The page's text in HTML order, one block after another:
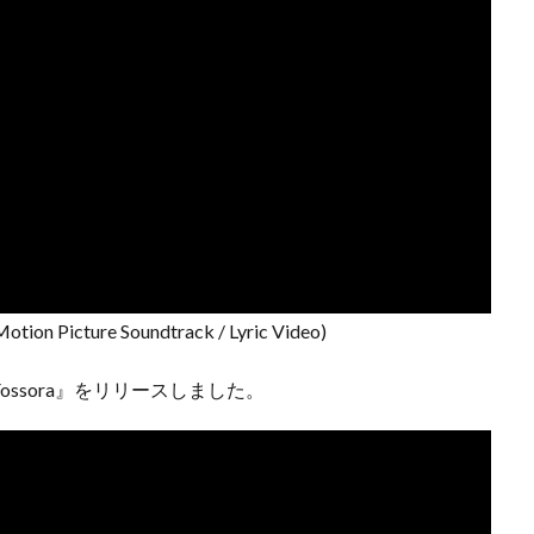
Picture Soundtrack / Lyric Video)
』をリリースしました。